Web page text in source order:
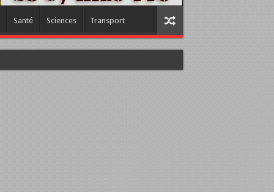
Santé Sciences Transport